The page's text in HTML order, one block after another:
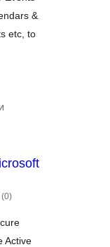
&
etc, to
(0укупних
оцена
)
Active